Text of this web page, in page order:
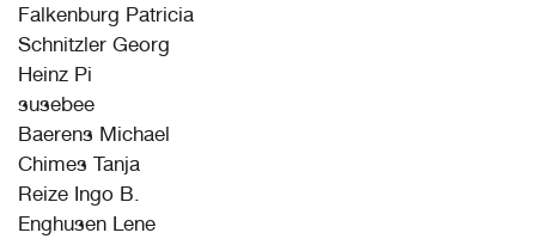
Falkenburg Patricia
Schnitzler Georg
Heinz Pi
susebee
Baerens Michael
Chimes Tanja
Reize Ingo B.
Enghusen Lene